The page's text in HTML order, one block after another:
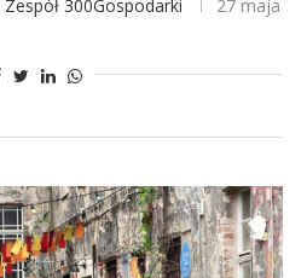
Zespół 300Gospodarki
27 maja